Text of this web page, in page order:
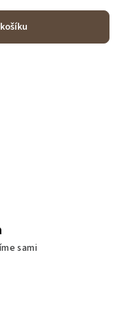
sami